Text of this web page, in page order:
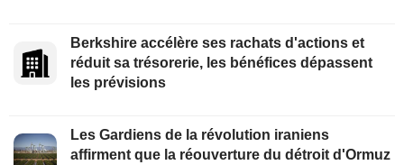
Berkshire accélère ses rachats d'actions et
réduit sa trésorerie, les bénéfices dépassent
les prévisions
Les Gardiens de la révolution iraniens
affirment que la réouverture du détroit d'Ormuz